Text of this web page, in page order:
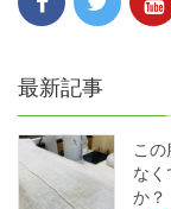
最新記事
この
なく
か？